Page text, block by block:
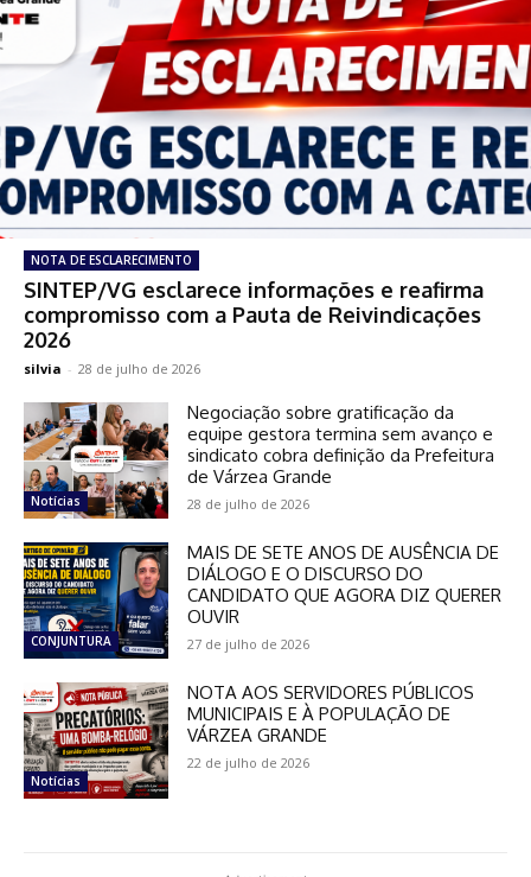
NOTA DE ESCLARECIMENTO
SINTEP/VG esclarece informações e reafirma
compromisso com a Pauta de Reivindicações
2026
silvia - 28 de julho de 2026
Notícias
Negociação sobre gratificação da
equipe gestora termina sem avanço e
sindicato cobra definição da Prefeitura
de Várzea Grande
28 de julho de 2026
CONJUNTURA
MAIS DE SETE ANOS DE AUSÊNCIA DE
DIÁLOGO E O DISCURSO DO
CANDIDATO QUE AGORA DIZ QUERER
OUVIR
27 de julho de 2026
Notícias
NOTA AOS SERVIDORES PÚBLICOS
MUNICIPAIS E À POPULAÇÃO DE
VÁRZEA GRANDE
22 de julho de 2026